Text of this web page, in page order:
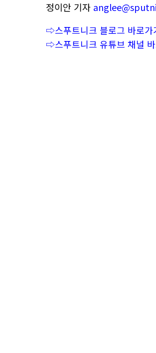
정이안 기자
⇨스푸트니크 블로그 바로가
⇨스푸트니크 유튜브 채널